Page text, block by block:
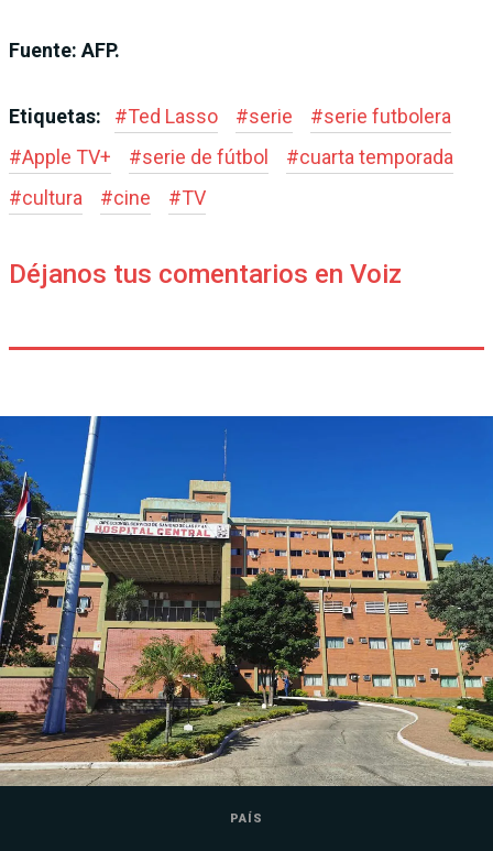
Fuente: AFP.
Etiquetas: #Ted Lasso #serie #serie futbolera
#Apple TV+ #serie de fútbol #cuarta temporada
#cultura #cine #TV
Déjanos tus comentarios en Voiz
PAÍS